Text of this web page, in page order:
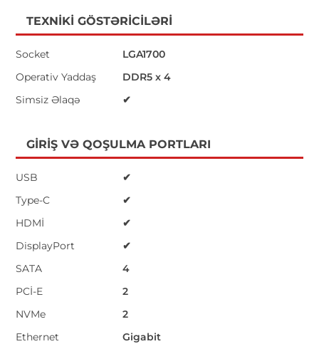
TEXNIKI GÖSTƏRICILƏRI
Socket
LGA1700
Operativ Yaddaş
DDR5 x 4
Simsiz Əlaqə
✔
GIRIŞ VƏ QOŞULMA PORTLARI
USB
✔
Type-C
✔
HDMİ
✔
DisplayPort
✔
SATA
4
PCİ-E
2
NVMe
2
Ethernet
Gigabit